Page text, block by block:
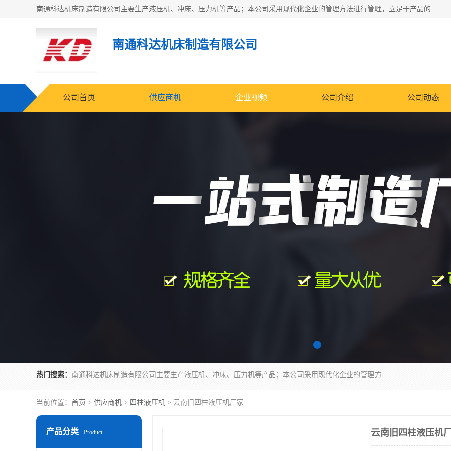
南通科达机床制造有限公司主要生产液压机、冲床、压力机等产品；本公司采用现代化企业的管理方法进行管理，立足于产品的质量管理，以优秀的品质、新颖的设计、合理的价格、完善的服务赢得广大客户的充分信赖和良好的口碑。领导层将运用科学管理方法及长期积累下来的经验和广泛领域吸取来新的技术不断调整产品结构，为市场提供精良的各类机械设备。企业将坚持与国内外各界朋友，真诚合作，共创辉煌。
南通科达机床制造有限公司
公司首页 供应商机 企业视频 公司介绍 公司动态
热门搜索： 南通科达机床制造有限公司主要生产液压机、冲床、压力机等产品；本公司采用现代化企业的管理方法进行管理，立足于产品的质量管理，以优秀的品质、新颖的设计、合理的价格、完善的服务赢得广大客户的充分信赖和良好的口碑。领导层将运用科学管理方法及长期积累下来的经验和广泛领域吸取来新的技术不断调整产品结构，为市场提供精良的各类机械设备。企业将坚持与国内外各界朋友，真诚合作，共创辉煌。
当前位置： 首页 > 供应商机 > 四柱液压机 > 云南旧四柱液压机厂家
产品分类 Product 云南旧四柱液压机